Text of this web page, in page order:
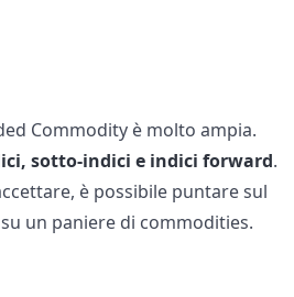
Commodity è molto ampia.
sotto-indici e indici forward.
è possibile puntare sul
un paniere di commodities.